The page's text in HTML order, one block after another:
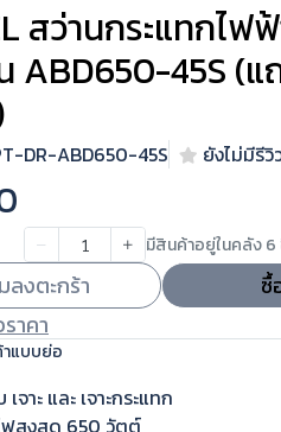
สว่านกระแทกไฟ
ABD650-45S (
DR-ABD650-45S ยังไม่มีรีวิ
มีสินค้าอยู่ในคลัง 6
ลงตะกร้า
ซื้
าคา
แบบย่อ
เจาะ และ เจาะกระแทก
ฟสูงสุด 650 วัตต์